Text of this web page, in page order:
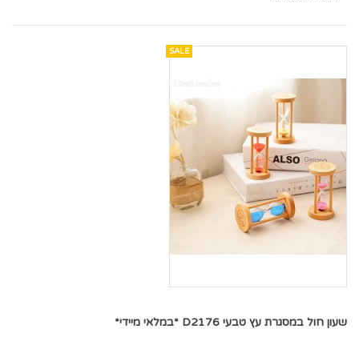
SALE
שעון חול במסגרת עץ טבעי D2176 *במלאי מיידי*